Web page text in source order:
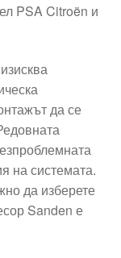
PSA Citroën и
да се
на системата.
да изберете
Sanden е